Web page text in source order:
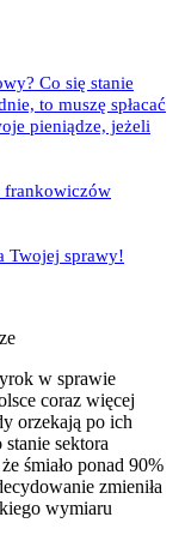
Co się stanie
to muszę spłacać
pieniądze, jeżeli
frankowiczów
Twojej sprawy!
w sprawie
coraz więcej
orzekają po ich
sektora
śmiało ponad 90%
zmieniła
wymiaru